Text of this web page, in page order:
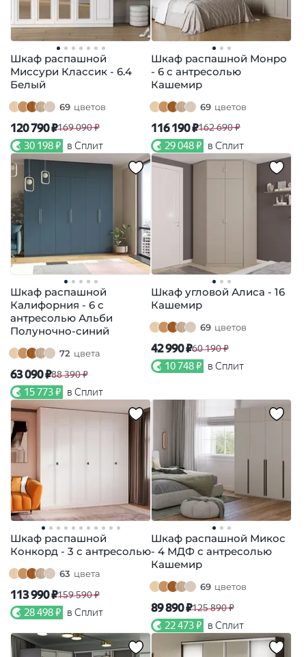
Шкаф распашной
Миссури Классик - 6.4
Белый
69 цветов
120 790 ₽169 090 ₽
30 198 ₽ в Сплит
Шкаф распашной Монро
- 6 с антресолью
Кашемир
69 цветов
116 190 ₽162 690 ₽
29 048 ₽ в Сплит
Шкаф распашной
Калифорния - 6 с
антресолью Альби
Полуночно-синий
72 цвета
63 090 ₽88 390 ₽
15 773 ₽ в Сплит
Шкаф угловой Алиса - 16
Кашемир
69 цветов
42 990 ₽60 190 ₽
10 748 ₽ в Сплит
Шкаф распашной
Конкорд - 3 с антресолью
63 цвета
113 990 ₽159 590 ₽
28 498 ₽ в Сплит
Шкаф распашной Микос
- 4 МДФ с антресолью
Кашемир
69 цветов
89 890 ₽125 890 ₽
22 473 ₽ в Сплит